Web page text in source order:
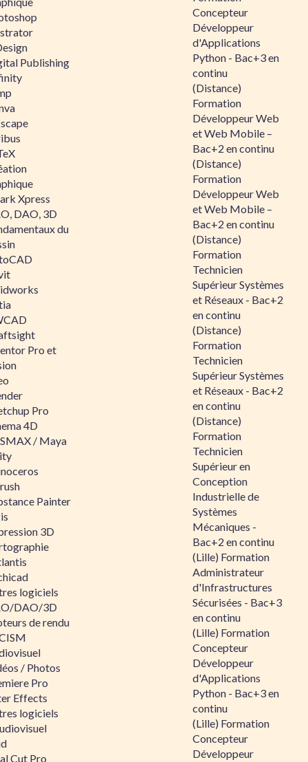
Publishing
Xpress
DAO, 3D
du
Pro et
Pro
4D
/ Maya
Painter
3D
logiciels
DAO/3D
de rendu
/ Photos
Pro
Effects
logiciels
Cut Pro
Concepteur
Développeur
d'Applications
Python - Bac+3 en
continu
(Distance)
Formation
Développeur Web
et Web Mobile –
Bac+2 en continu
(Distance)
Formation
Développeur Web
et Web Mobile –
Bac+2 en continu
(Distance)
Formation
Technicien
Supérieur Systèmes
et Réseaux - Bac+2
en continu
(Distance)
Formation
Technicien
Supérieur Systèmes
et Réseaux - Bac+2
en continu
(Distance)
Formation
Technicien
Supérieur en
Conception
Industrielle de
Systèmes
Mécaniques -
Bac+2 en continu
(Lille) Formation
Administrateur
d'Infrastructures
Sécurisées - Bac+3
en continu
(Lille) Formation
Concepteur
Développeur
d'Applications
Python - Bac+3 en
continu
(Lille) Formation
Concepteur
Développeur